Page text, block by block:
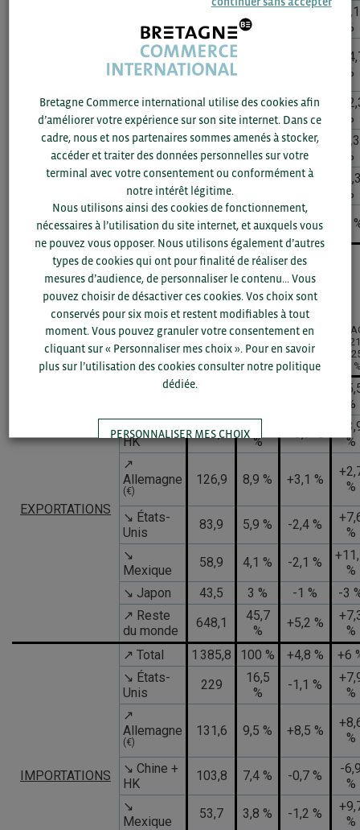
IMPORTATIONS
15,9
%
-0,1
%
Allemagne
(€)
93,9
%
↘ Pays
indéterminé
60,4 9,2 % -6 %
%
↘ Italie (€) 9,1 % -8,3 %
-1,3
%
↘ Espagne
(€) 35,2
%
↘ Reste du
monde
301,8 46 % -3,5 % +6
Top 5 des clients et Top 5 des fournisseurs de la
Bretagne
MONDE
Valeur
en
2025
(Mds€)
Poids
marché
en %
Évolution
2024-
2025
en
EXPORTATIONS
%
↗ Chine +
HK
456,9
32,2
%
+3,7 %
%
↗
Allemagne
(€)
126,9 8,9 % +3,1 %
%
↘ États-
Unis
83,9 5,9 % -2,4 %
%
↘
Mexique
58,9 4,1 % -2,1 %
%
↘ Japon
43,5 3 % -1 %
-3
↗ Reste
du monde
648,1
45,7
%
+5,2 %
%
IMPORTATIONS
↗ Total 1 385,8 100 % +4,8 %
+6
↘ États-
Unis
229
16,5
%
-1,1 %
%
↗
Allemagne
(€)
131,6 9,5 % +8,5 %
%
↘ Chine +
HK
103,8 7,4 % -0,7 %
-
%
↘
Mexique
53,7 3,8 % -1,2 %
%
Bretagne Commerce international utilise des cookies afin
d’améliorer votre expérience sur son site internet. Dans ce
cadre, nous et nos partenaires sommes amenés à stocker,
accéder et traiter des données personnelles sur votre
terminal avec votre consentement ou conformément à
notre intérêt légitime.
Nous utilisons ainsi des cookies de fonctionnement,
nécessaires à l’utilisation du site internet, et auxquels vous
ne pouvez vous opposer. Nous utilisons également d’autres
types de cookies qui ont pour finalité de réaliser des
mesures d’audience, de personnaliser le contenu... Vous
pouvez choisir de désactiver ces cookies. Vos choix sont
conservés pour six mois et restent modifiables à tout
moment. Vous pouvez granuler votre consentement en
cliquant sur « Personnaliser mes choix ». Pour en savoir
plus sur l’utilisation des cookies consulter notre politique
dédiée.
PERSONNALISER MES CHOIX
TOUT ACCEPTER